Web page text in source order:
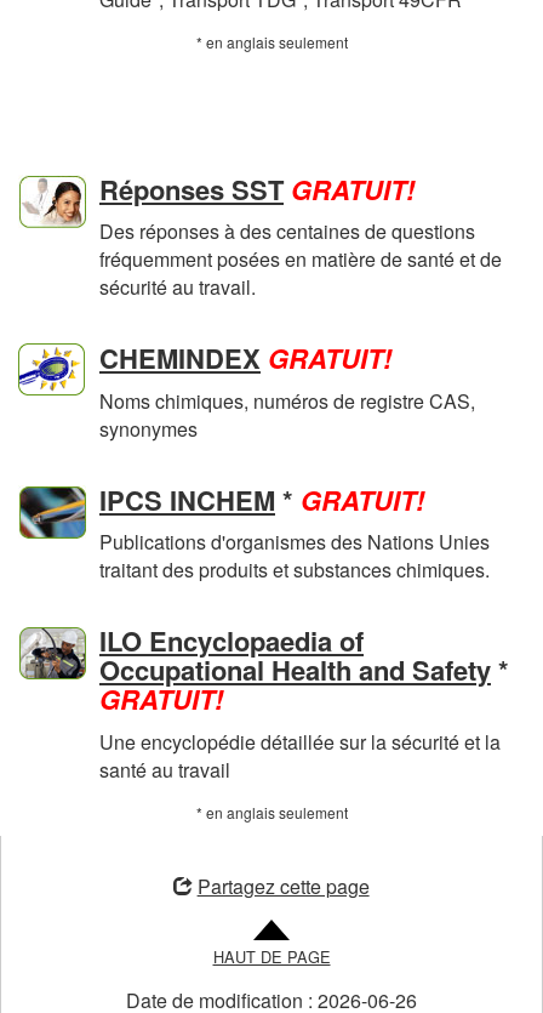
seulement
seulement
* en anglais seulement
Réponses SST GRATUIT!
Des réponses à des centaines de questions
fréquemment posées en matière de santé et de
sécurité au travail.
CHEMINDEX GRATUIT!
Noms chimiques, numéros de registre CAS,
synonymes
IPCS INCHEM * en
anglais
seulement
GRATUIT!
Publications d'organismes des Nations Unies
traitant des produits et substances chimiques.
ILO Encyclopaedia of
Occupational Health and Safety*
GRATUIT!
Une encyclopédie détaillée sur la sécurité et la
santé au travail
* en anglais seulement
Partagez cette page
HAUT DE PAGE
Date de modification : 2026-06-26